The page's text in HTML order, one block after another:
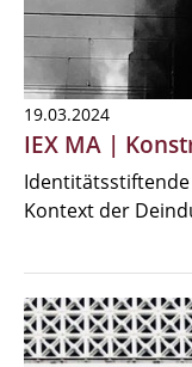
19.03.2024
IEX MA |
Kontext der